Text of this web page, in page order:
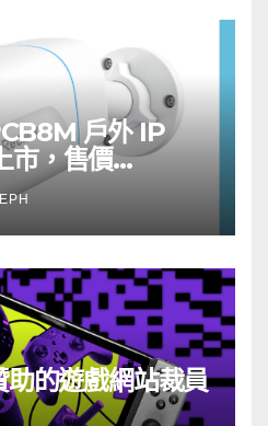
戶外 IP
市，售價
的遊戲網站裁員